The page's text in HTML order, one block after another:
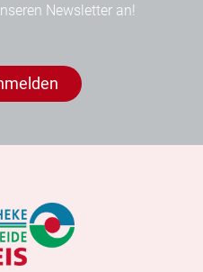
Newsletter an!